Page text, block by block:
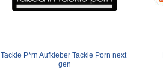
Tackle P*rn Aufkleber Tackle Porn next
gen